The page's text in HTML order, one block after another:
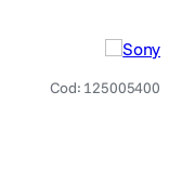
Cod: 125005400